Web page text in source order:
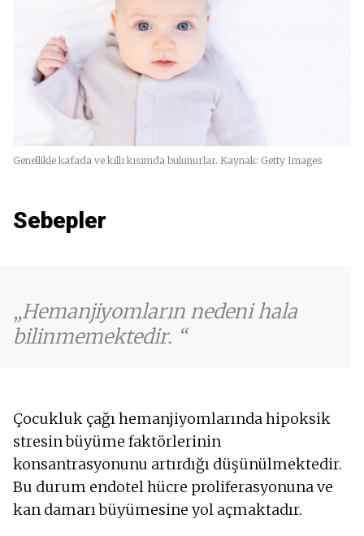
Genellikle kafada ve kıllı kısımda bulunurlar. Kaynak: Getty Images
Sebepler
Hemanjiyomların nedeni hala
bilinmemektedir.
Çocukluk çağı hemanjiyomlarında hipoksik
stresin büyüme faktörlerinin
konsantrasyonunu artırdığı düşünülmektedir.
Bu durum endotel hücre proliferasyonuna ve
kan damarı büyümesine yol açmaktadır.